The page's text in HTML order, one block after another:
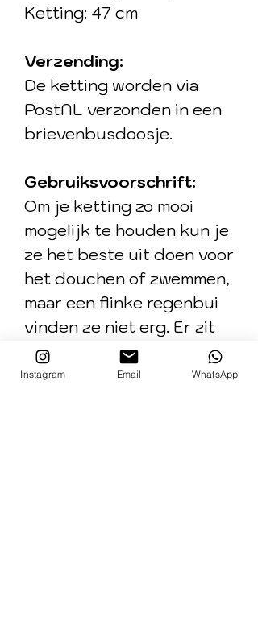
Ketting: 47 cm
Verzending:
De ketting worden via
PostNL verzonden in een
brievenbusdoosje.
Gebruiksvoorschrift:
Om je ketting zo mooi
mogelijk te houden kun je
ze het beste uit doen voor
het douchen of zwemmen,
maar een flinke regenbui
vinden ze niet erg. Er zit
een sterke beschermlaag
overheen, maar er zitten
Instagram Email WhatsApp